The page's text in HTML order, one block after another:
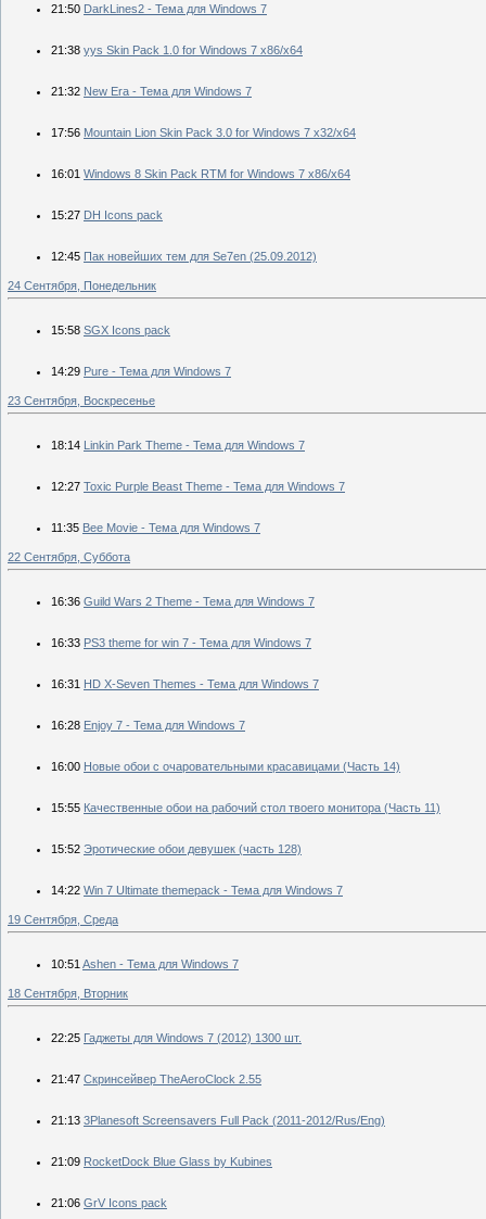
21:50 DarkLines2 - Тема для Windows 7
21:38 yys Skin Pack 1.0 for Windows 7 x86/x64
21:32 New Era - Тема для Windows 7
17:56 Mountain Lion Skin Pack 3.0 for Windows 7 x32/x64
16:01 Windows 8 Skin Pack RTM for Windows 7 x86/x64
15:27 DH Icons pack
12:45 Пак новейших тем для Se7en (25.09.2012)
24 Сентября, Понедельник
15:58 SGX Icons pack
14:29 Pure - Тема для Windows 7
23 Сентября, Воскресенье
18:14 Linkin Park Theme - Тема для Windows 7
12:27 Toxic Purple Beast Theme - Тема для Windows 7
11:35 Bee Movie - Тема для Windows 7
22 Сентября, Суббота
16:36 Guild Wars 2 Theme - Тема для Windows 7
16:33 PS3 theme for win 7 - Тема для Windows 7
16:31 HD X-Seven Themes - Тема для Windows 7
16:28 Enjoy 7 - Тема для Windows 7
16:00 Новые обои с очаровательными красавицами (Часть 14)
15:55 Качественные обои на рабочий стол твоего монитора (Часть 11)
15:52 Эротические обои девушек (часть 128)
14:22 Win 7 Ultimate themepack - Тема для Windows 7
19 Сентября, Среда
10:51 Ashen - Тема для Windows 7
18 Сентября, Вторник
22:25 Гаджеты для Windows 7 (2012) 1300 шт.
21:47 Скринсейвер TheAeroClock 2.55
21:13 3Planesoft Screensavers Full Pack (2011-2012/Rus/Eng)
21:09 RocketDock Blue Glass by Kubines
21:06 GrV Icons pack